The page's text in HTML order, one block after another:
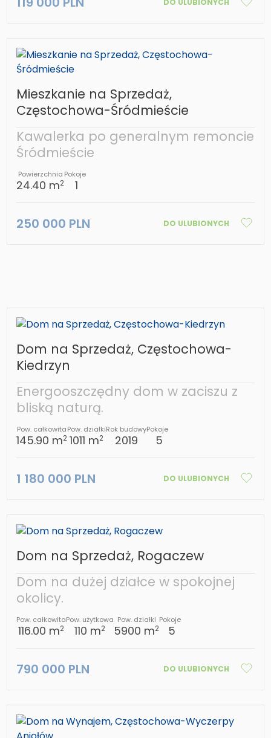
DO ULUBIONYCH
Mieszkanie na Sprzedaż,
Częstochowa-Śródmieście
Kawalerka po generalnym remoncie
Śródmieście
Powierzchnia
24.40 m2
Pokoje
1
250 000 PLN DO ULUBIONYCH
Dom na Sprzedaż, Częstochowa-
Kiedrzyn
Energooszczędny dom w zaciszu z
bliską naturą.
Pow. całkowita
145.90 m2
Pow. działki
1011 m2
Rok budowy
2019
Pokoje
5
1 180 000 PLN DO ULUBIONYCH
Dom na Sprzedaż, Rogaczew
Dom na dużej działce w spokojnej
okolicy.
Pow. całkowita
116.00 m2
Pow. użytkowa
110 m2
Pow. działki
5900 m2
Pokoje
5
790 000 PLN DO ULUBIONYCH